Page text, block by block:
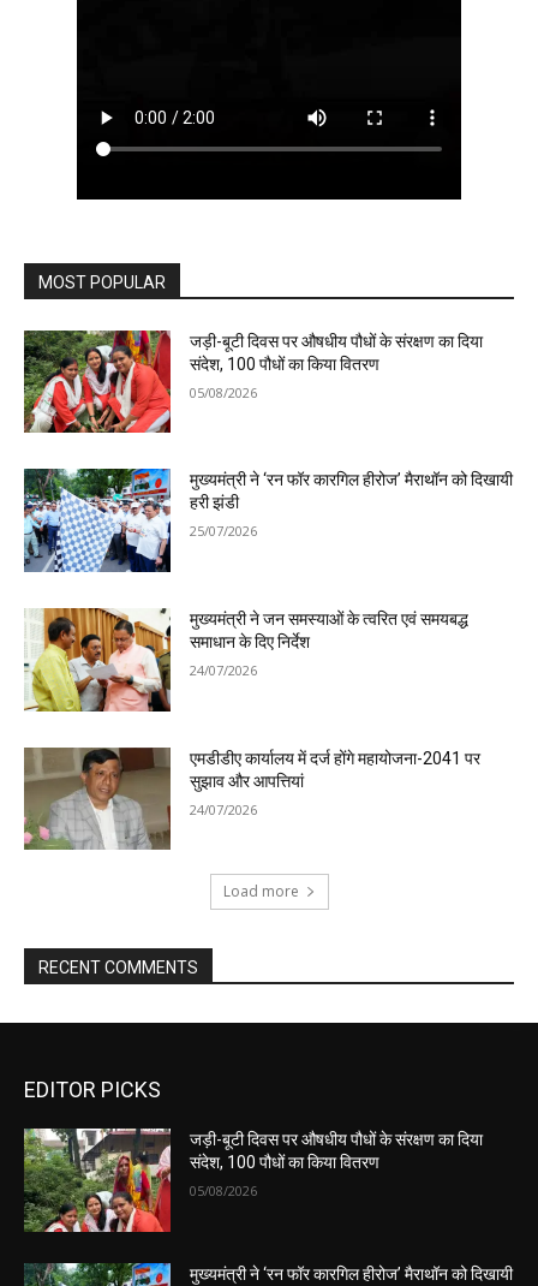
MOST POPULAR
जड़ी-बूटी दिवस पर औषधीय पौधों के संरक्षण का दिया
संदेश, 100 पौधों का किया वितरण
05/08/2026
मुख्यमंत्री ने ‘रन फॉर कारगिल हीरोज’ मैराथॉन को दिखायी
हरी झंडी
25/07/2026
मुख्यमंत्री ने जन समस्याओं के त्वरित एवं समयबद्ध
समाधान के दिए निर्देश
24/07/2026
एमडीडीए कार्यालय में दर्ज होंगे महायोजना-2041 पर
सुझाव और आपत्तियां
24/07/2026
Load more
RECENT COMMENTS
EDITOR PICKS
जड़ी-बूटी दिवस पर औषधीय पौधों के संरक्षण का दिया
संदेश, 100 पौधों का किया वितरण
05/08/2026
मुख्यमंत्री ने ‘रन फॉर कारगिल हीरोज’ मैराथॉन को दिखायी